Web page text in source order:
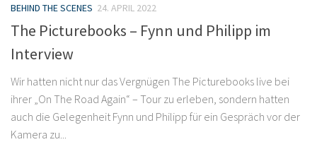
BEHIND THE SCENES 24. APRIL 2022
The Picturebooks – Fynn und Philipp im
Interview
Wir hatten nicht nur das Vergnügen The Picturebooks live bei
ihrer „On The Road Again“ – Tour zu erleben, sondern hatten
auch die Gelegenheit Fynn und Philipp für ein Gespräch vor der
Kamera zu...